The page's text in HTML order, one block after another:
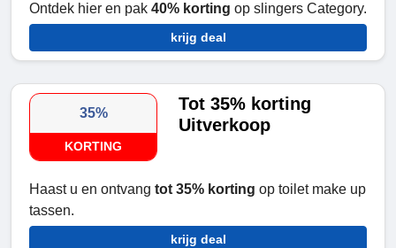
Ontdek hier en pak 40% korting op slingers Category.
krijg deal
35%
KORTING
Tot 35% korting
Uitverkoop
Haast u en ontvang tot 35% korting op toilet make up
tassen.
krijg deal